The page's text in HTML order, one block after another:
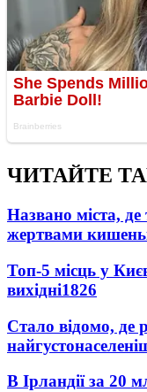
ЧИТАЙТЕ
Названо міста,
жертвами
Топ-5 місць у
вихідні1826
Стало відомо, де
В Ірландії за 20